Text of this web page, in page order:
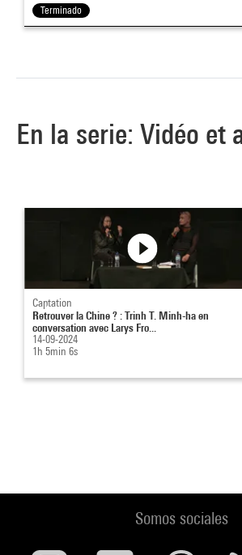
Terminado
En la serie: Vidéo et
Captation
Retrouver la Chine ? : Trinh T. Minh-ha en
conversation avec Larys Fro...
14-09-2024
1h 5min 6s
Somos sociales